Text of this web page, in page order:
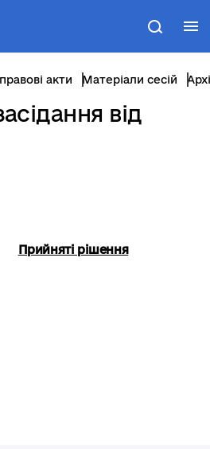
Пошук
акти Матеріали сесій
від
Прийняті рішення